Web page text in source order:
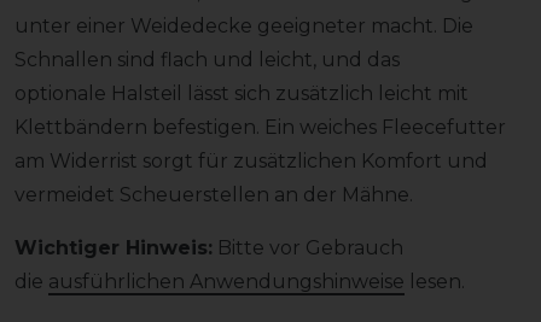
unter einer Weidedecke geeigneter macht. Die
Schnallen sind flach und leicht, und das
optionale Halsteil lässt sich zusätzlich leicht mit
Klettbändern befestigen. Ein weiches Fleecefutter
am Widerrist sorgt für zusätzlichen Komfort und
vermeidet Scheuerstellen an der Mähne.
Wichtiger Hinweis: Bitte vor Gebrauch
die ausführlichen Anwendungshinweise lesen.